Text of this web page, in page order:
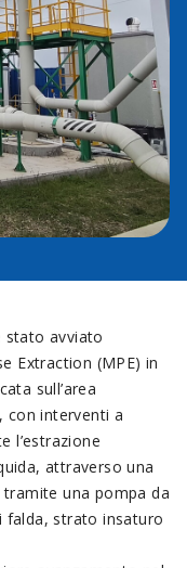
stato avviato
Extraction (MPE) in
sull’area
interventi a
l’estrazione
attraverso una
una pompa da
falda, strato insaturo